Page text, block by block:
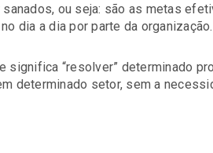
ou seja: são as metas
dia a dia por parte da organização.
“resolver” determinado
determinado setor, sem a